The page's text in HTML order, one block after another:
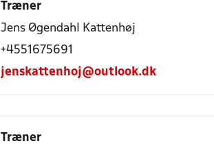
Træner
Jens Øgendahl Kattenhøj
+4551675691
jenskattenhoj@outlook.dk
Træner